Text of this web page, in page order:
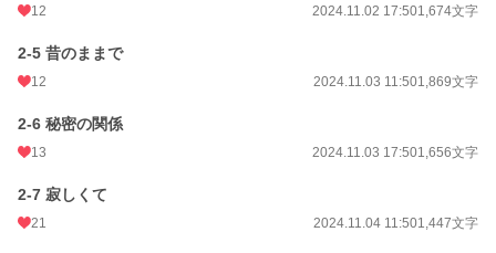
12 2024.11.02 17:501,674文字
2-5 昔のままで
12 2024.11.03 11:501,869文字
2-6 秘密の関係
13 2024.11.03 17:501,656文字
2-7 寂しくて
21 2024.11.04 11:501,447文字